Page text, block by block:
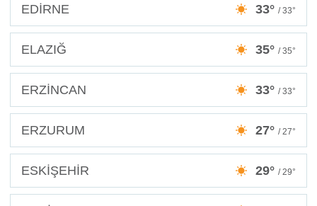
EDİRNE 33° / 33°
ELAZIĞ 35° / 35°
ERZİNCAN 33° / 33°
ERZURUM 27° / 27°
ESKİŞEHİR 29° / 29°